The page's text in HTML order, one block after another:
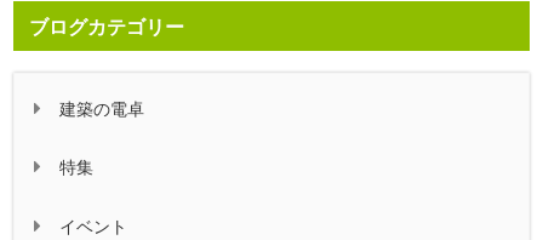
ブログカテゴリー
建築の電卓
特集
イベント